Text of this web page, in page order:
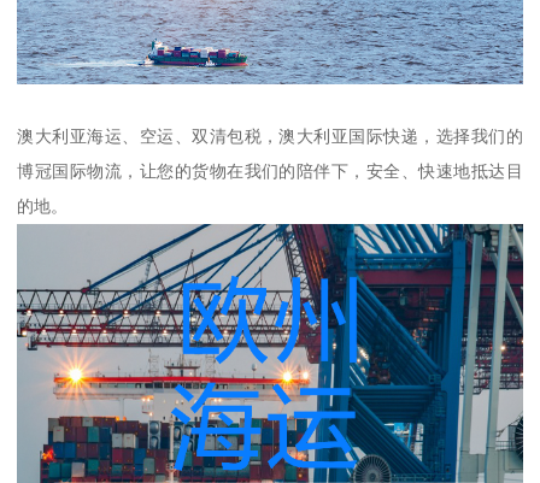
澳大利亚海运、空运、双清包税，澳大利亚国际快递，选择我们的
博冠国际物流，让您的货物在我们的陪伴下，安全、快速地抵达目
的地。